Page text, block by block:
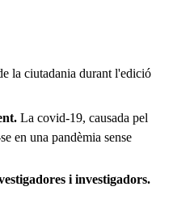
la ciutadania durant l'edició
La covid-19, causada pel
en una pandèmia sense
i investigadors.